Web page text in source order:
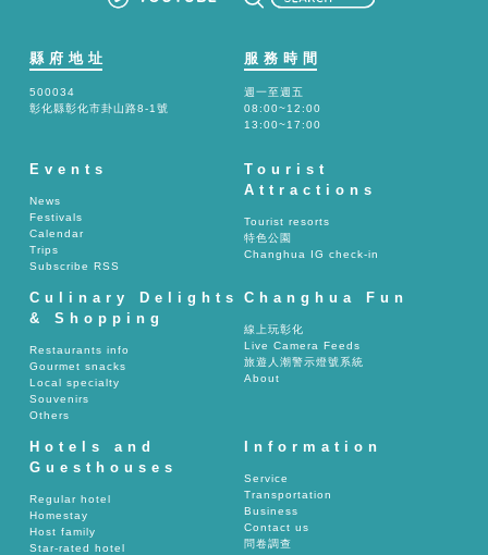
縣府地址
500034
彰化縣彰化市卦山路8-1號
服務時間
週一至週五
08:00~12:00
13:00~17:00
Events
News
Festivals
Calendar
Trips
Subscribe RSS
Tourist
Attractions
Tourist resorts
特色公園
Changhua IG check-in
Culinary Delights
& Shopping
Restaurants info
Gourmet snacks
Local specialty
Souvenirs
Others
Changhua Fun
線上玩彰化
Live Camera Feeds
旅遊人潮警示燈號系統
About
Hotels and
Guesthouses
Regular hotel
Homestay
Host family
Star-rated hotel
Information
Service
Transportation
Business
Contact us
問卷調查